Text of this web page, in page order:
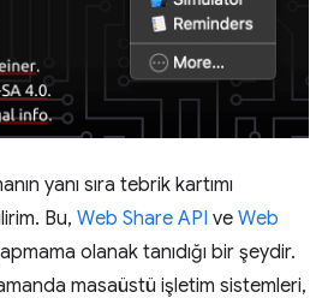
yanı sıra tebrik kartımı
Bu, Web Share API ve Web
olanak tanıdığı bir şeydir.
masaüstü işletim sistemleri,